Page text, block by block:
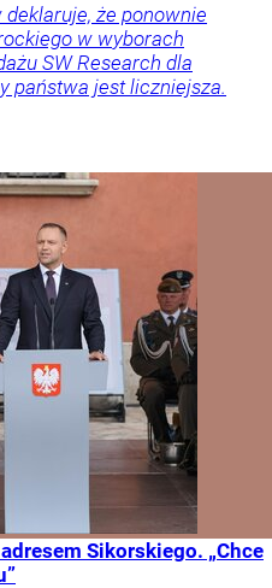
że ponownie
w wyborach
SW Research dla
państwa jest liczniejsza.
Sikorskiego. „Chce